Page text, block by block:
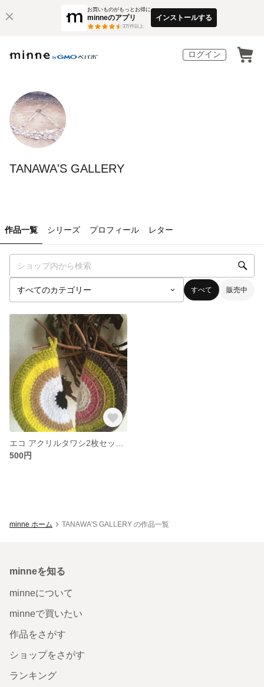
お買いものがもっとお得に
minneのアプリ
3万件以上
インストールする
ログイン
TANAWA'S GALLERY
作品一覧 シリーズ プロフィール レター
すべて 販売中
500円
minne ホーム TANAWA'S GALLERY の作品一覧
minneを知る
minneについて
minneで買いたい
作品をさがす
ショップをさがす
ランキング